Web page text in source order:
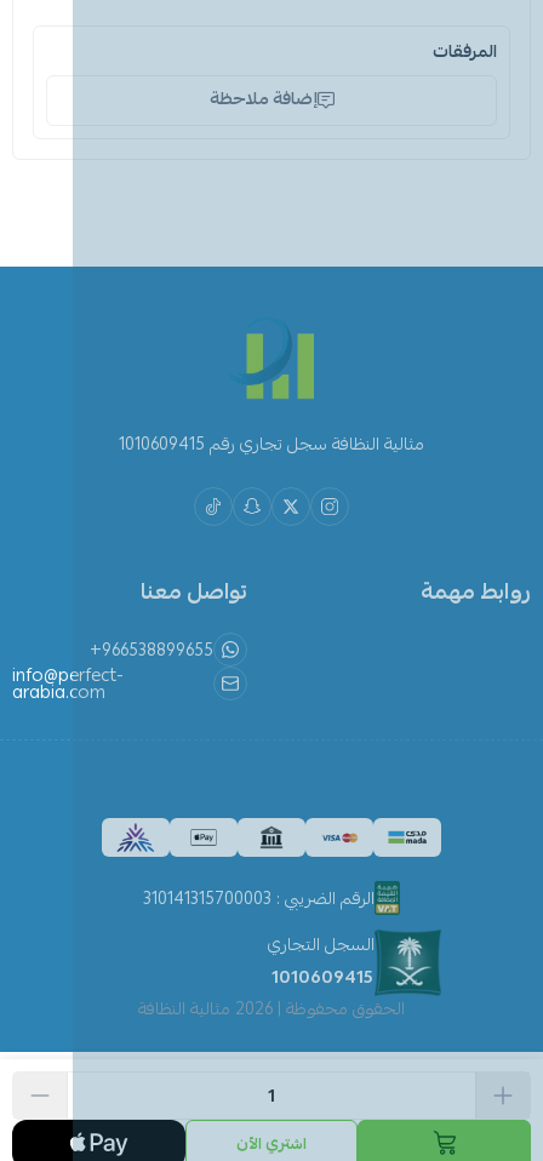
المرفقات
إضافة ملاحظة
اشتري الآن
مثالية النظافة سجل تجاري رقم 1010609415
روابط مهمة تواصل معنا
+966538899655
info@perfect-
arabia.com
الحقوق محفوظة | 2026 مثالية النظافة
السجل التجاري
1010609415
الرقم الضريبي : 310141315700003